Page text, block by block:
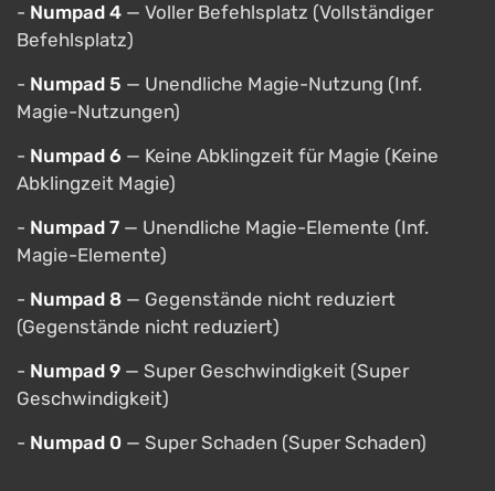
- Numpad 4 — Voller Befehlsplatz (Vollständiger
Befehlsplatz)
- Numpad 5 — Unendliche Magie-Nutzung (Inf.
Magie-Nutzungen)
- Numpad 6 — Keine Abklingzeit für Magie (Keine
Abklingzeit Magie)
- Numpad 7 — Unendliche Magie-Elemente (Inf.
Magie-Elemente)
- Numpad 8 — Gegenstände nicht reduziert
(Gegenstände nicht reduziert)
- Numpad 9 — Super Geschwindigkeit (Super
Geschwindigkeit)
- Numpad 0 — Super Schaden (Super Schaden)